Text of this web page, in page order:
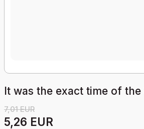
It was the exact time of the
7,01 EUR
5,26 EUR